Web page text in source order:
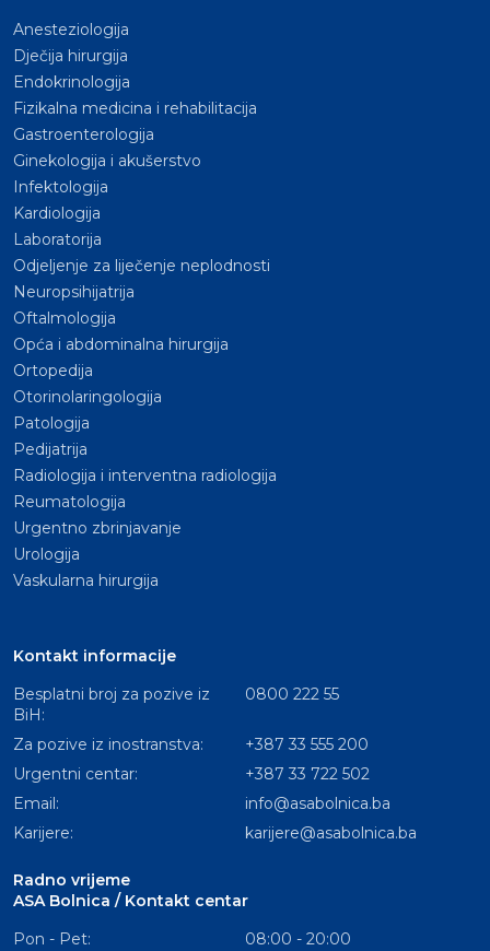
Anesteziologija
Dječija hirurgija
Endokrinologija
Fizikalna medicina i rehabilitacija
Gastroenterologija
Ginekologija i akušerstvo
Infektologija
Kardiologija
Laboratorija
Odjeljenje za liječenje neplodnosti
Neuropsihijatrija
Oftalmologija
Opća i abdominalna hirurgija
Ortopedija
Otorinolaringologija
Patologija
Pedijatrija
Radiologija i interventna radiologija
Reumatologija
Urgentno zbrinjavanje
Urologija
Vaskularna hirurgija
Kontakt informacije
Besplatni broj za pozive iz
BiH:
0800 222 55
Za pozive iz inostranstva:
+387 33 555 200
Urgentni centar:
+387 33 722 502
Email:
info@asabolnica.ba
Karijere:
karijere@asabolnica.ba
Radno vrijeme
ASA Bolnica / Kontakt centar
Pon - Pet:
08:00 - 20:00